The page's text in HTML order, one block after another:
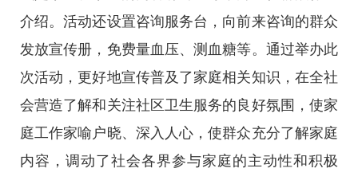
介绍。活动还设置咨询服务台，向前来咨询的群众
发放宣传册，免费量血压、测血糖等。通过举办此
次活动，更好地宣传普及了家庭相关知识，在全社
会营造了解和关注社区卫生服务的良好氛围，使家
庭工作家喻户晓、深入人心，使群众充分了解家庭
内容，调动了社会各界参与家庭的主动性和积极